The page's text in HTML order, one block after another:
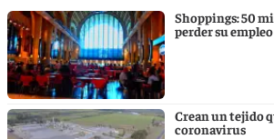
Shoppings: 50
perder su empleo
Crean un tejido
coronavirus